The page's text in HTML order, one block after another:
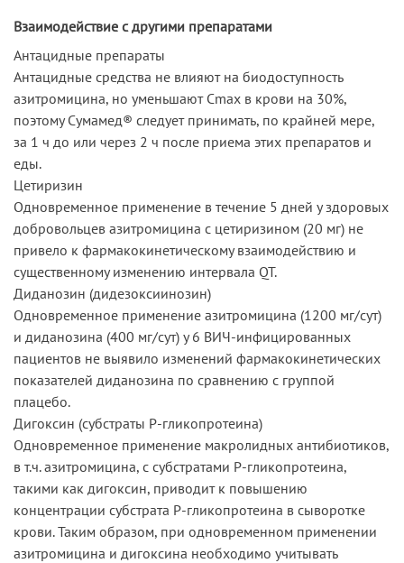
Взаимодействие с другими препаратами
Антацидные препараты
Антацидные средства не влияют на биодоступность
азитромицина, но уменьшают Cmax в крови на 30%,
поэтому Сумамед® следует принимать, по крайней мере,
за 1 ч до или через 2 ч после приема этих препаратов и
еды.
Цетиризин
Одновременное применение в течение 5 дней у здоровых
добровольцев азитромицина с цетиризином (20 мг) не
привело к фармакокинетическому взаимодействию и
существенному изменению интервала QT.
Диданозин (дидезоксиинозин)
Одновременное применение азитромицина (1200 мг/сут)
и диданозина (400 мг/сут) у 6 ВИЧ-инфицированных
пациентов не выявило изменений фармакокинетических
показателей диданозина по сравнению с группой
плацебо.
Дигоксин (субстраты P-гликопротеина)
Одновременное применение макролидных антибиотиков,
в т.ч. азитромицина, с субстратами Р-гликопротеина,
такими как дигоксин, приводит к повышению
концентрации субстрата Р-гликопротеина в сыворотке
крови. Таким образом, при одновременном применении
азитромицина и дигоксина необходимо учитывать